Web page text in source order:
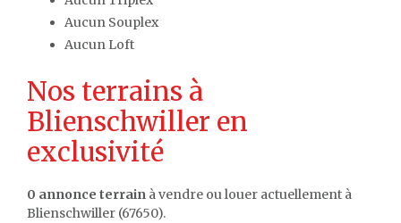
Aucun Souplex
Aucun Loft
Nos terrains à
Blienschwiller en
exclusivité
0 annonce terrain à vendre ou louer actuellement à
Blienschwiller (67650).